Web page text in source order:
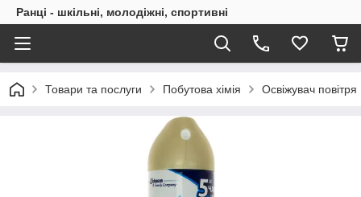
Ранці - шкільні, молодіжні, спортивні
Товари та послуги Побутова хімія Освіжувач повітря